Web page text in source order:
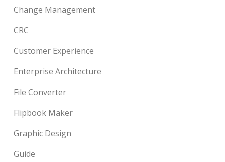
Change Management
CRC
Customer Experience
Enterprise Architecture
File Converter
Flipbook Maker
Graphic Design
Guide